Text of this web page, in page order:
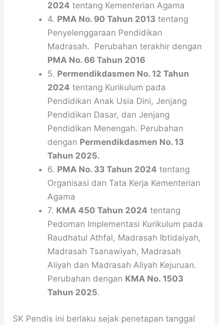
2024 tentang Kementerian Agama
4. PMA No. 90 Tahun 2013 tentang
Penyelenggaraan Pendidikan
Madrasah. Perubahan terakhir dengan
PMA No. 66 Tahun 2016
5. Permendikdasmen No. 12 Tahun
2024 tentang Kurikulum pada
Pendidikan Anak Usia Dini, Jenjang
Pendidikan Dasar, dan Jenjang
Pendidikan Menengah. Perubahan
dengan Permendikdasmen No. 13
Tahun 2025.
6. PMA No. 33 Tahun 2024 tentang
Organisasi dan Tata Kerja Kementerian
Agama
7. KMA 450 Tahun 2024 tentang
Pedoman Implementasi Kurikulum pada
Raudhatul Athfal, Madrasah Ibtidaiyah,
Madrasah Tsanawiyah, Madrasah
Aliyah dan Madrasah Aliyah Kejuruan.
Perubahan dengan KMA No. 1503
Tahun 2025.
SK Pendis ini berlaku sejak penetapan tanggal